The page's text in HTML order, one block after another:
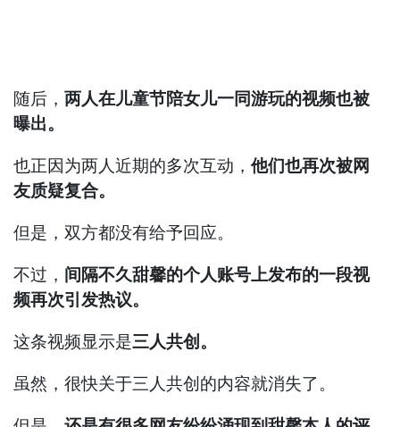
随后，两人在儿童节陪女儿一同游玩的视频也被
曝出。
也正因为两人近期的多次互动，他们也再次被网
友质疑复合。
但是，双方都没有给予回应。
不过， 间隔不久甜馨的个人账号上发布的一段视
频再次引发热议。
这条视频显示是三人共创。
虽然，很快关于三人共创的内容就消失了。